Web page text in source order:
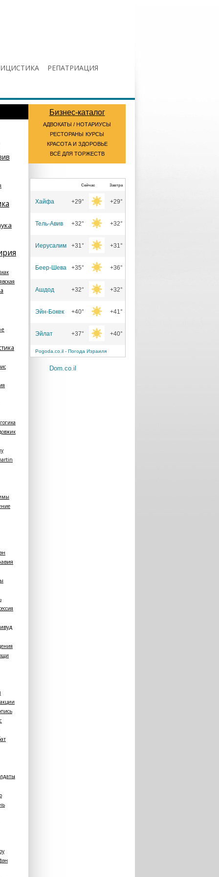
РЕПАТРИАЦИЯ
акции
Бизнес-каталог
АДВОКАТЫ / НОТАРИУСЫ
РЕСТОРАНЫ КУРСЫ
КРАСОТА И ЗДОРОВЬЕ
ВСЁ ДЛЯ ТОРЖЕСТВ
Сейчас Завтра
Хайфа +29° +29°
Тель-Авив +32° +32°
Иерусалим +31° +31°
Беер-Шева +35° +36°
Ашдод +32° +32°
Эйн-Бокек +40° +41°
Эйлат +37° +40°
Pogoda.co.il - Погода Израиля
Dom.co.il